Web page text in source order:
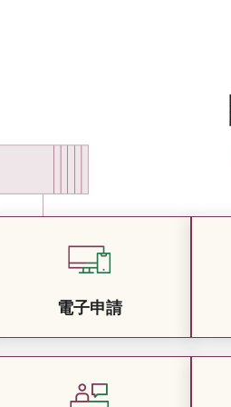
電子申請